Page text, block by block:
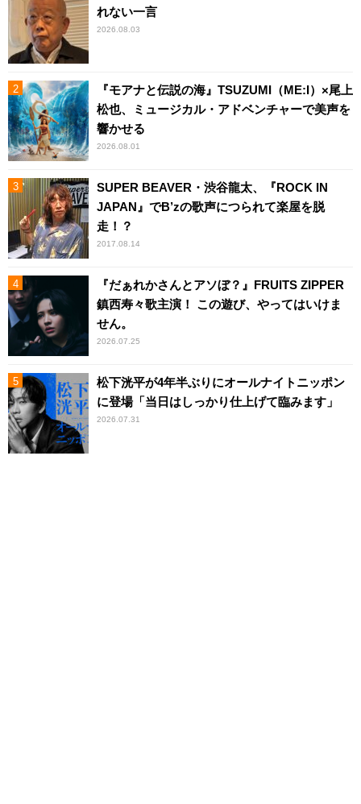
れない一言
2026.08.03
『モアナと伝説の海』TSUZUMI（ME:I）×尾上
松也、ミュージカル・アドベンチャーで美声を
響かせる
2026.08.01
SUPER BEAVER・渋谷龍太、『ROCK IN
JAPAN』でB’zの歌声につられて楽屋を脱
走！？
2017.08.14
『だぁれかさんとアソぼ？』FRUITS ZIPPER
鎮西寿々歌主演！ この遊び、やってはいけま
せん。
2026.07.25
松下洸平が4年半ぶりにオールナイトニッポン
に登場「当日はしっかり仕上げて臨みます」
2026.07.31